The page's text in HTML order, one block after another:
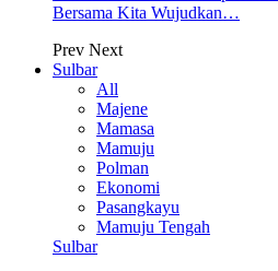
Bersama Kita Wujudkan…
Prev Next
Sulbar
All
Majene
Mamasa
Mamuju
Polman
Ekonomi
Pasangkayu
Mamuju Tengah
Sulbar